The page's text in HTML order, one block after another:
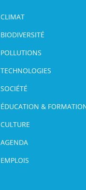
CLIMAT
BIODIVERSITÉ
POLLUTIONS
TECHNOLOGIES
SOCIÉTÉ
ÉDUCATION &
CULTURE
AGENDA
EMPLOIS